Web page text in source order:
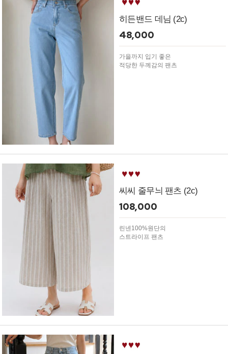
히든밴드 데님 (2c)
48,000
가을까지 입기 좋은
적당한 두께감의 팬츠
씨씨 줄무늬 팬츠 (2c)
108,000
린넨100%원단의
스트라이프 팬츠